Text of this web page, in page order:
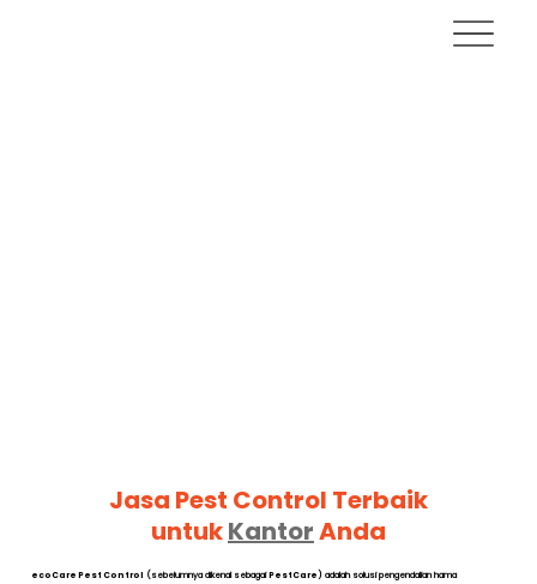
Jasa Pest Control Terbaik
untukKantorAnda
ecoCare Pest Control (sebelumnya dikenal sebagaiPestCare ) adalah solusi pengendalian hama